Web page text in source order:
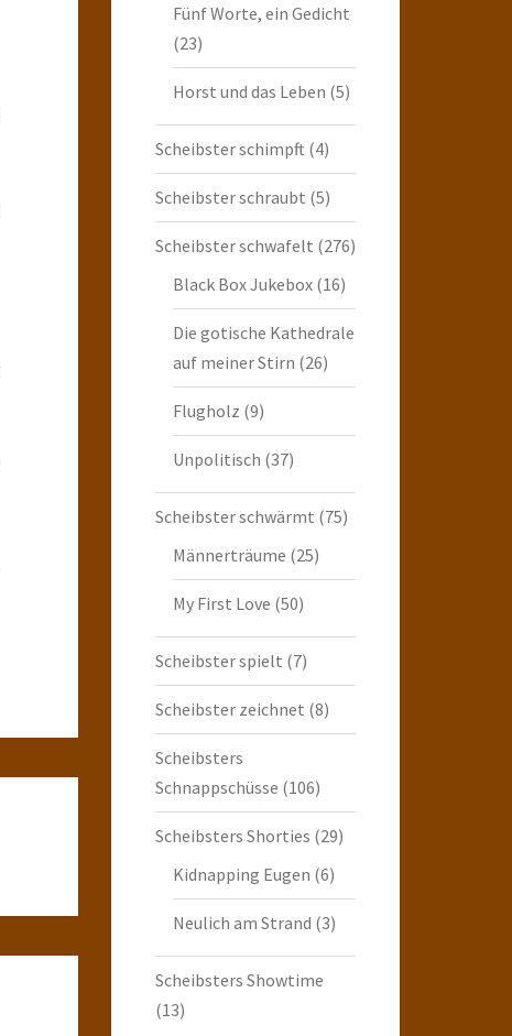
Fünf Worte, ein Gedicht
(23)
Horst und das Leben (5)
Scheibster schimpft (4)
Scheibster schraubt (5)
Scheibster schwafelt (276)
Black Box Jukebox(16)
Die gotische Kathedrale
auf meiner Stirn (26)
Flugholz (9)
Unpolitisch (37)
Scheibster schwärmt (75)
Männerträume (25)
My First Love (50)
Scheibster spielt (7)
Scheibster zeichnet (8)
Scheibsters
Schnappschüsse (106)
Scheibsters Shorties (29)
Kidnapping Eugen (6)
Neulich am Strand (3)
Scheibsters Showtime
(13)